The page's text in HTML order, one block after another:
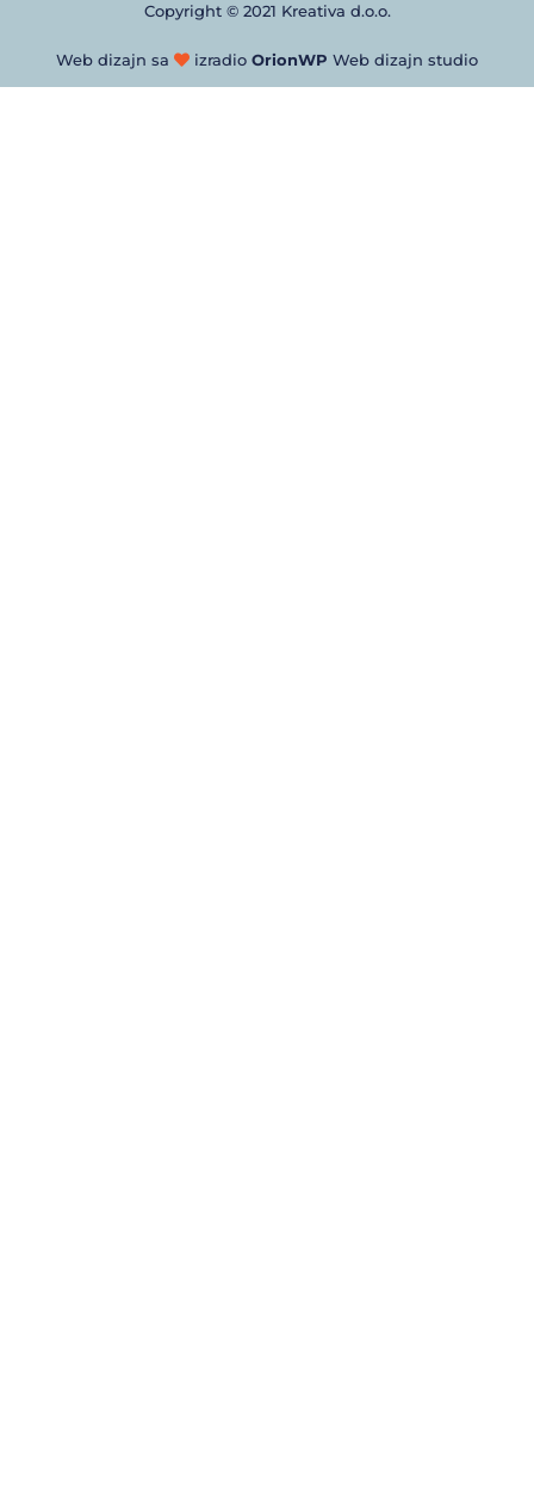
Copyright © 2021 Kreativa d.o.o.
Web dizajn sa izradio OrionWP Web dizajn studio